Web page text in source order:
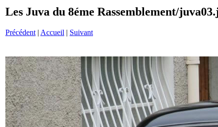
Les Juva du 8éme Rassemblement/
Précédent | Accueil | Suivant